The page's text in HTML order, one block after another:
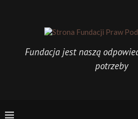
Fundacja jest naszą
potrzeby